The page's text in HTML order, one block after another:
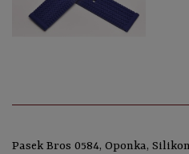
Pasek Bros 0584, Oponka,